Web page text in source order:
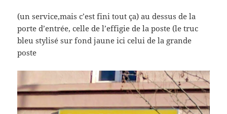
(un service,mais c’est fini tout ça) au dessus de la
porte d’entrée, celle de l’effigie de la poste (le truc
bleu stylisé sur fond jaune ici celui de la grande
poste